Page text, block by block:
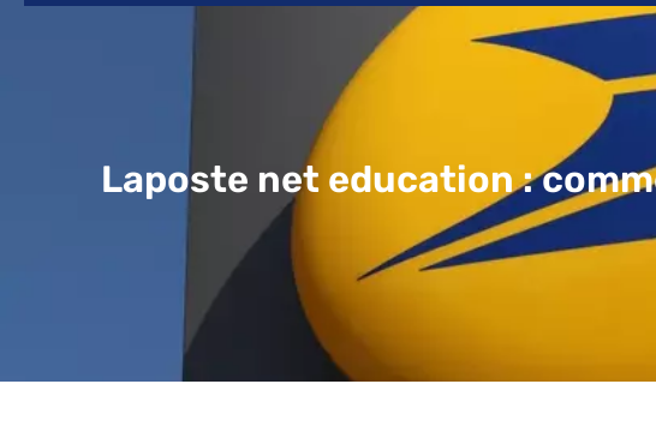
Laposte net education :